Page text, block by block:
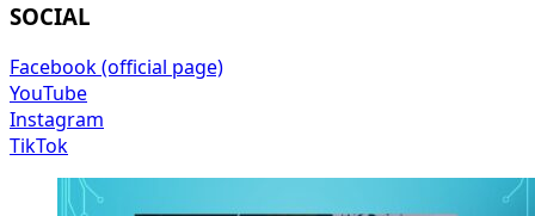
SOCIAL
Facebook (official page)
YouTube
Instagram
TikTok